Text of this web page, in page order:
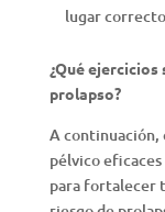
lugar
¿Qué ejercicios
prolapso?
A continuación,
pélvico
para fortalecer